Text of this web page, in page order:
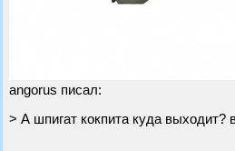
angorus писал:
> А шпигат кокпита куда выходит?